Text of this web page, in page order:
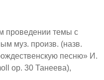
темы с
муз. произв. (назв.
песню» И.
op. 30 Танеева),